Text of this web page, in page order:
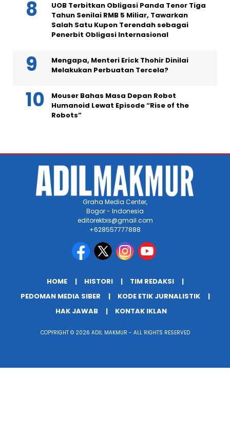
UOB Terbitkan Obligasi Panda Tenor Tiga
Tahun Senilai RMB 5 Miliar, Tawarkan
Salah Satu Kupon Terendah sebagai
Penerbit Obligasi Internasional
Mengapa, Menteri Erick Thohir Dinilai
Melakukan Perbuatan Tercela?
Mouser Bahas Masa Depan Robot
Humanoid Lewat Episode “Rise of the
Robots”
Graha Media Center,
Bogor - Indonesia
editorekbis@gmail.com
+628557777888
HOME HISTORI
TIM REDAKSI
PEDOMAN MEDIA SIBER
KODE ETIK JURNALISTIK
HAK JAWAB
KONTAK IKLAN
COPYRIGHT © 2026 ADIL MAKMUR - ALL RIGHTS RESERVED